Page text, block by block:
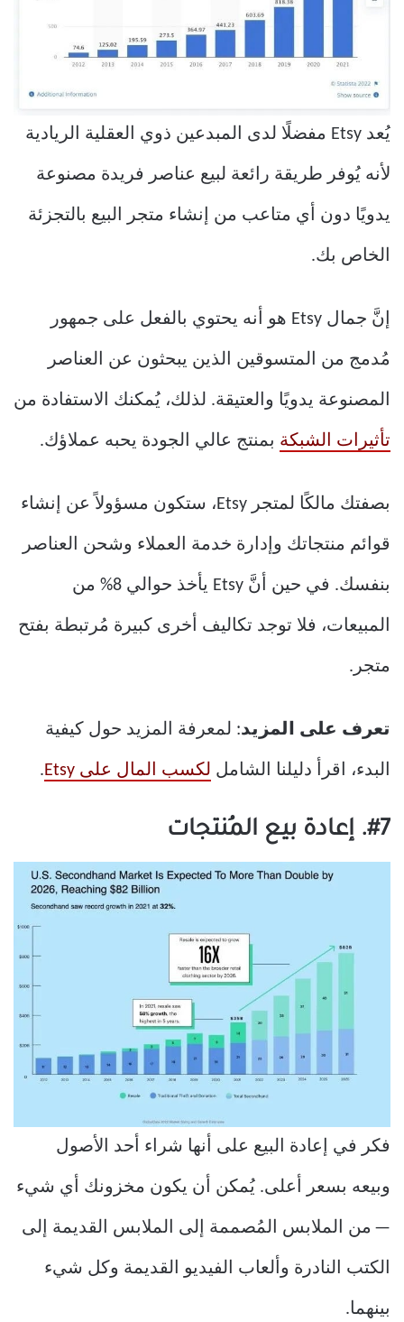
يُعد Etsy مفضلًا لدى المبدعين ذوي العقلية الريادية
لأنه يُوفر طريقة رائعة لبيع عناصر فريدة مصنوعة
يدويًا دون أي متاعب من إنشاء متجر البيع بالتجزئة
الخاص بك.
إنَّ جمال Etsy هو أنه يحتوي بالفعل على جمهور
مُدمج من المتسوقين الذين يبحثون عن العناصر
المصنوعة يدويًا والعتيقة. لذلك، يُمكنك الاستفادة من
تأثيرات الشبكة بمنتج عالي الجودة يحبه عملاؤك.
بصفتك مالكًا لمتجر Etsy، ستكون مسؤولاً عن إنشاء
قوائم منتجاتك وإدارة خدمة العملاء وشحن العناصر
بنفسك. في حين أنَّ Etsy يأخذ حوالي 8% من
المبيعات، فلا توجد تكاليف أخرى كبيرة مُرتبطة بفتح
متجر.
تعرف على المزيد: لمعرفة المزيد حول كيفية
البدء، اقرأ دليلنا الشامل لكسب المال على Etsy .
#7. إعادة بيع المُنتجات
فكر في إعادة البيع على أنها شراء أحد الأصول
وبيعه بسعر أعلى. يُمكن أن يكون مخزونك أي شيء
— من الملابس المُصممة إلى الملابس القديمة إلى
الكتب النادرة وألعاب الفيديو القديمة وكل شيء
بينهما.